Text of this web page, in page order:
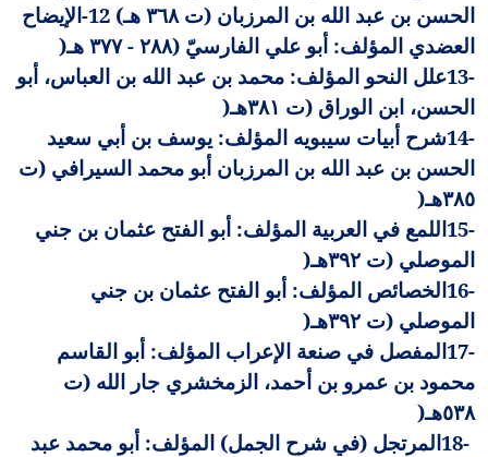
الحسن بن عبد الله بن المرزبان (ت ٣٦٨ هـ) 12-الإيضاح
العضدي المؤلف: أبو علي الفارسيّ (٢٨٨ - ٣٧٧ هـ
)
13-علل النحو المؤلف: محمد بن عبد الله بن العباس، أبو
الحسن، ابن الوراق (ت ٣٨١هـ
)
14-شرح أبيات سيبويه المؤلف: يوسف بن أبي سعيد
الحسن بن عبد الله بن المرزبان أبو محمد السيرافي (ت
٣٨٥هـ
)
15-اللمع في العربية المؤلف: أبو الفتح عثمان بن جني
الموصلي (ت ٣٩٢هـ
)
16-الخصائص المؤلف: أبو الفتح عثمان بن جني
الموصلي (ت ٣٩٢هـ
)
17-المفصل في صنعة الإعراب المؤلف: أبو القاسم
محمود بن عمرو بن أحمد، الزمخشري جار الله (ت
٥٣٨هـ
)
18-المرتجل (في شرح الجمل) المؤلف: أبو محمد عبد